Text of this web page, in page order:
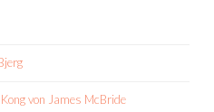
von James McBride